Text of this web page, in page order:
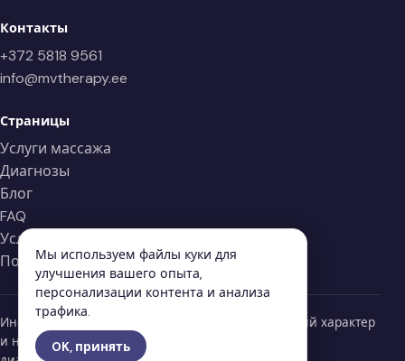
Контакты
+372 5818 9561
info@mvtherapy.ee
Страницы
Услуги массажа
Диагнозы
Блог
FAQ
Условия
Политика конфиденциальности
Информация на странице носит информационный характер
и не заменяет профессиональную медицинскую
Мы используем файлы куки для
улучшения вашего опыта,
персонализации контента и анализа
трафика.
OK, принять